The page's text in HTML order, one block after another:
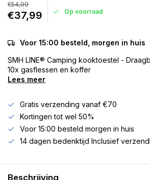
€54,99
€37,99 Op voorraad
Voor 15:00 besteld, morgen in huis
SMH LINE® Camping kooktoestel -
10x gasflessen en koffer
Lees meer
Gratis verzending vanaf €70
Kortingen tot wel 50%
Voor 15:00 besteld morgen in huis
14 dagen bedenktijd Inclusief
Beschrijving